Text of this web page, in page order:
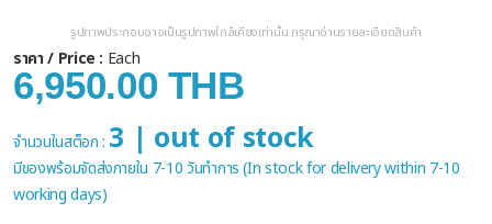
รูปภาพประกอบอาจเป็นรูปภาพใกล้เคียงเท่านั้น กรุณาอ่านรายละเอียดสินค้า
ราคา / Price : Each
6,950.00 THB
จำนวนในสต็อก : 3 | out of stock
มีของพร้อมจัดส่งภายใน 7-10 วันทำการ (In stock for delivery within 7-10
working days)